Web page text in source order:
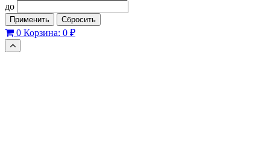
до
Применить Сбросить
0 Корзина: 0 ₽